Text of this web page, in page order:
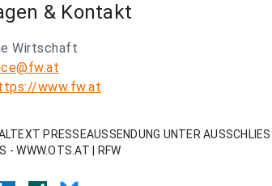
& Kontakt
Wirtschaft
www.fw.at
PRESSEAUSSENDUNG UNTER
- WWW.OTS.AT | RFW